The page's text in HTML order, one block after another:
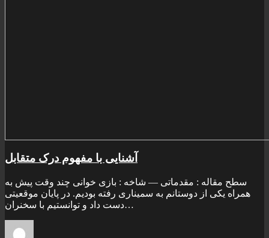
آشنايی با مفهوم درک متقابل
سطح مقاله : مقدماتی — شاخه : بازی خوانی چند وقت پیش به
همراه یکی از دوستانم به سمیناری رفته بودیم. در پایان موقعیتی
دست داد و توانستیم با سخنران…